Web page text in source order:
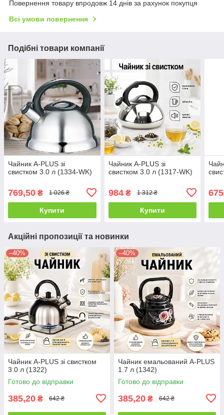
Повернення товару впродовж 14 днів за рахунок покупця
Всі умови повернення
Подібні товари компанії
Чайник A-PLUS зі
свистком 3.0 л (1334-WK)
769,50 ₴ 1 026 ₴
Купити
Чайник A-PLUS зі
свистком 3.0 л (1317-WK)
984₴ 1 312 ₴
Купити
Акційні пропозиції та новинки
–40%
Чайник A-PLUS зі свистком
3.0 л (1322)
Готово до відправки
385,20 ₴ 642 ₴
–40%
Чайник емальований A-PLUS
1.7 л (1342)
Готово до відправки
385,20 ₴ 642 ₴